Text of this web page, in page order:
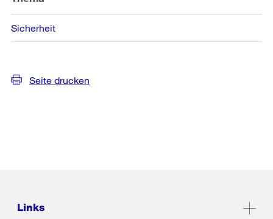
Sicherheit
Seite drucken
Links